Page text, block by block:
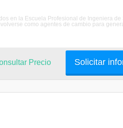
en la Escuela Profesional de Ingeniera de
como agentes de cambio para
Solicitar
Precio